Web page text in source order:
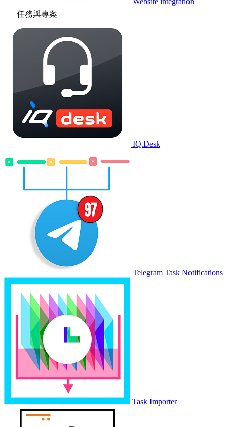
任務與專案
IQ.Desk
Telegram Task Notifications
Task Importer